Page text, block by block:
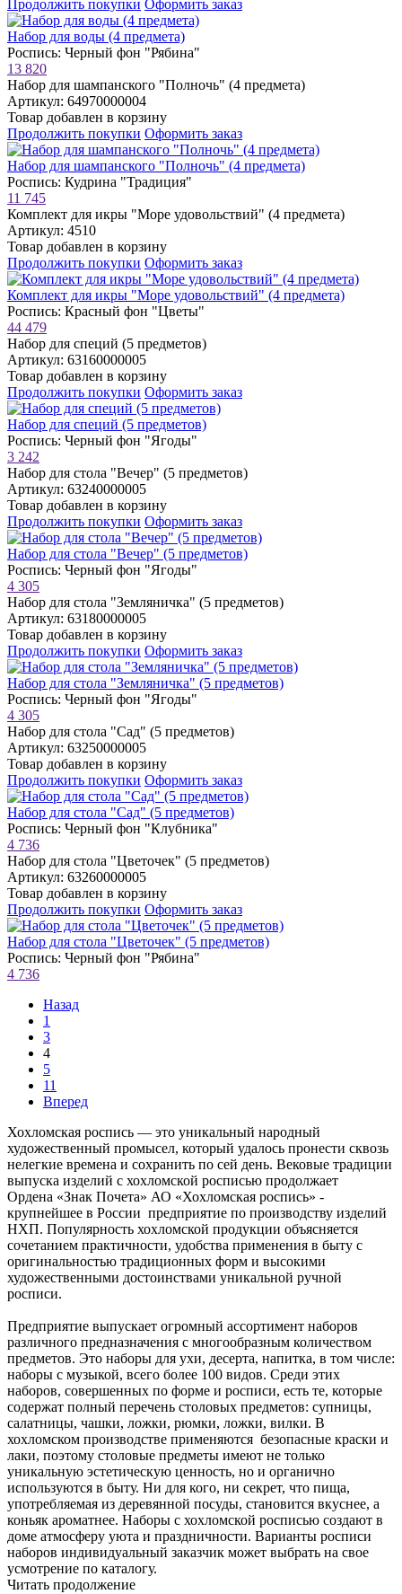
Продолжить покупки Оформить заказ
Набор для воды (4 предмета)
Роспись: Черный фон "Рябина"
13 820
Набор для шампанского "Полночь" (4 предмета)
Артикул: 64970000004
Товар добавлен в корзину
Продолжить покупки Оформить заказ
Набор для шампанского "Полночь" (4 предмета)
Роспись: Кудрина "Традиция"
11 745
Комплект для икры "Море удовольствий" (4 предмета)
Артикул: 4510
Товар добавлен в корзину
Продолжить покупки Оформить заказ
Комплект для икры "Море удовольствий" (4 предмета)
Роспись: Красный фон "Цветы"
44 479
Набор для специй (5 предметов)
Артикул: 63160000005
Товар добавлен в корзину
Продолжить покупки Оформить заказ
Набор для специй (5 предметов)
Роспись: Черный фон "Ягоды"
3 242
Набор для стола "Вечер" (5 предметов)
Артикул: 63240000005
Товар добавлен в корзину
Продолжить покупки Оформить заказ
Набор для стола "Вечер" (5 предметов)
Роспись: Черный фон "Ягоды"
4 305
Набор для стола "Земляничка" (5 предметов)
Артикул: 63180000005
Товар добавлен в корзину
Продолжить покупки Оформить заказ
Набор для стола "Земляничка" (5 предметов)
Роспись: Черный фон "Ягоды"
4 305
Набор для стола "Сад" (5 предметов)
Артикул: 63250000005
Товар добавлен в корзину
Продолжить покупки Оформить заказ
Набор для стола "Сад" (5 предметов)
Роспись: Черный фон "Клубника"
4 736
Набор для стола "Цветочек" (5 предметов)
Артикул: 63260000005
Товар добавлен в корзину
Продолжить покупки Оформить заказ
Набор для стола "Цветочек" (5 предметов)
Роспись: Черный фон "Рябина"
4 736
Назад
1
3
4
5
11
Вперед
Хохломская роспись — это уникальный народный
художественный промысел, который удалось пронести сквозь
нелегкие времена и сохранить по сей день. Вековые традиции
выпуска изделий с хохломской росписью продолжает
Ордена «Знак Почета» АО «Хохломская роспись» -
крупнейшее в России предприятие по производству изделий
НХП. Популярность хохломской продукции объясняется
сочетанием практичности, удобства применения в быту с
оригинальностью традиционных форм и высокими
художественными достоинствами уникальной ручной
росписи.
Предприятие выпускает огромный ассортимент наборов
различного предназначения с многообразным количеством
предметов. Это наборы для ухи, десерта, напитка, в том числе:
наборы с музыкой, всего более 100 видов. Среди этих
наборов, совершенных по форме и росписи, есть те, которые
содержат полный перечень столовых предметов: супницы,
салатницы, чашки, ложки, рюмки, ложки, вилки. В
хохломском производстве применяются безопасные краски и
лаки, поэтому столовые предметы имеют не только
уникальную эстетическую ценность, но и органично
используются в быту. Ни для кого, ни секрет, что пища,
употребляемая из деревянной посуды, становится вкуснее, а
коньяк ароматнее. Наборы с хохломской росписью создают в
доме атмосферу уюта и праздничности. Варианты росписи
наборов индивидуальный заказчик может выбрать на свое
усмотрение по каталогу.
Читать продолжение